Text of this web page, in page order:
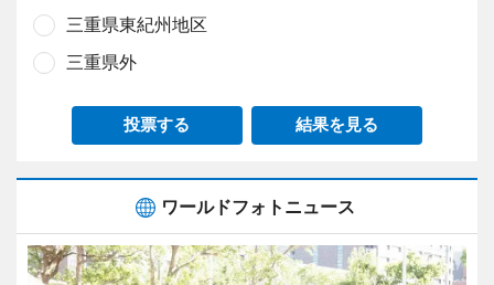
三重県東紀州地区
三重県外
投票する 結果を見る
ワールドフォトニュース